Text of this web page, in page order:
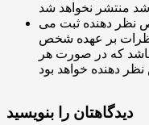
نظر دهنده ثبت می
بر عهده شخص
که در صورت هر
دیدگاهتان را بنویسید